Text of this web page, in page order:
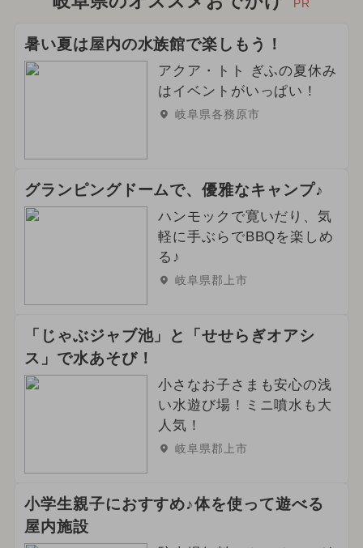
PR
暑い夏は屋内の水族館で楽しもう！
アクア・トト ぎふの夏休み
はイベントがいっぱい！
岐阜県各務原市
グランピングドームで、優雅なキャンプ♪
ハンモックで寛いだり、気
軽に手ぶらでBBQを楽しめ
る♪
岐阜県郡上市
「じゃぶジャブ池」と「せせらぎオアシ
ス」で水あそび！
小さなお子さまも安心の浅
い水遊び場！ミニ噴水も大
人気！
岐阜県郡上市
小学生親子におすすめ♪体を使って遊べる
屋内施設